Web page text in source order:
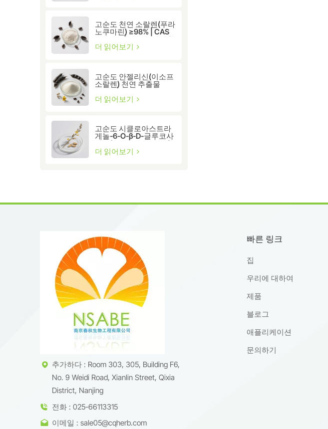
고순도 천연 소랄렌(푸라
노쿠마린) ≥98% | CAS
66-97-7 | 연구용 생리활
성 화합물
더 읽어보기
고순도 안젤리신(이소프
소랄렌) 천연 추출물
≥98% | 연구 및 제약 등
급
더 읽어보기
고순도 시클로아스트라
게놀-6-O-β-D-글루코사
이드(CAS 86764-12-7)
더 읽어보기
추가하다 : Room 303, 305, Building F6,
No. 9 Weidi Road, Xianlin Street, Qixia
District, Nanjing
전화 : 025-66113315
이메일 : sale05@cqherb.com
빠른 링크
집
우리에 대하여
제품
블로그
애플리케이션
문의하기